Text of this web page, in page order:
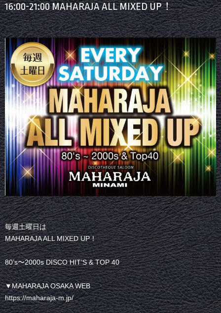
16:00-21:00 MAHARAJA ALL MIXED UP！
毎週土曜日は
MAHARAJA ALL MIXED UP！
80’s〜2000s DISCO HIT’S & TOP 40
▼MAHARAJA OSAKA WEB
https://maharaja-m.jp/